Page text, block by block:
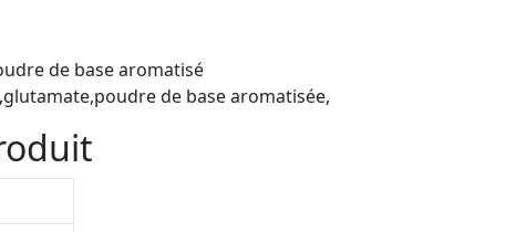
de base aromatisé
de base aromatisée,